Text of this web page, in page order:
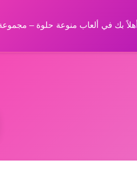
أهلاً بك في ألعاب منوعة حلوة –